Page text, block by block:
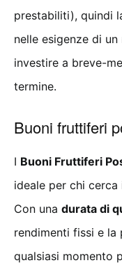
prestabiliti), quindi
nelle esigenze di
investire a breve-
termine.
Buoni fruttiferi
I Buoni Fruttiferi
ideale per chi cerca
Con una durata di
rendimenti fissi e
qualsiasi momento